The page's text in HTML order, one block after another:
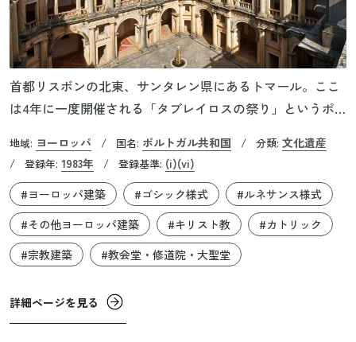
首都リスボンの北東、サンタレン県にあるトマール。ここ
は4年に一度開催される「タブレイロスの祭り」というポ
に参加したテンプル騎士団が12世紀半ばにポルトガル王か
らこの地を与えられたことに始まります。丘の頂上に佇む
「トマールのキリスト騎士団の修道院」は、レコンキスタ
の象徴として設計され、1160年頃から5世紀にもわたって建
設されました。三大騎士団の一つであったテンプル騎士団
は、後にフランス王による弾圧で解散させられますが、ポ
再編されました。
地域: ヨーロッパ / 国名: ポルトガル共和国 / 分類: 文化遺産
/ 登録年: 1983年 / 登録基準: (i)(vi)
#ヨーロッパ建築
#ゴシック様式
#ルネサンス様式
#その他ヨーロッパ建築
#キリスト教
#カトリック
#宗教建築
#教会堂・修道院・大聖堂
詳細ページを見る